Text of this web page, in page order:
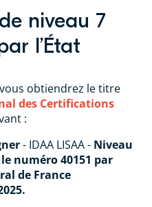
niveau 7
l’État
obtiendrez le titre
des Certifications
:
- IDAA LISAA - Niveau
numéro 40151 par
de France